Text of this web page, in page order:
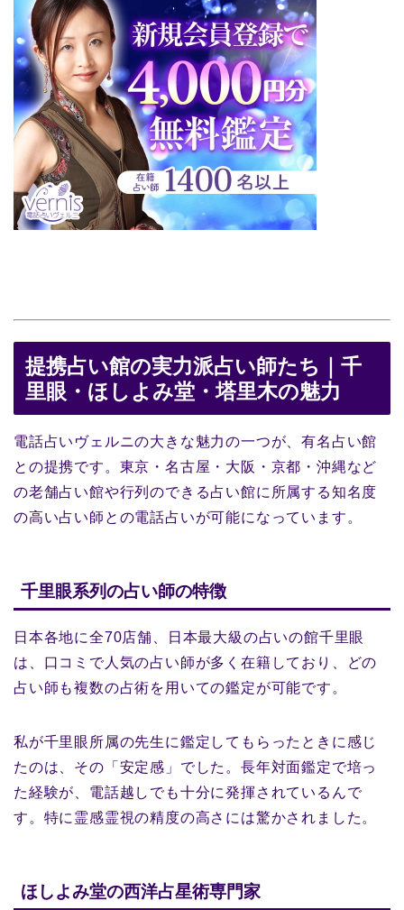
提携占い館の実力派占い師たち｜千
里眼・ほしよみ堂・塔里木の魅力
電話占いヴェルニの大きな魅力の一つが、有名占い館
との提携です。東京・名古屋・大阪・京都・沖縄など
の老舗占い館や行列のできる占い館に所属する知名度
の高い占い師との電話占いが可能になっています。
千里眼系列の占い師の特徴
日本各地に全70店舗、日本最大級の占いの館千里眼
は、口コミで人気の占い師が多く在籍しており、どの
占い師も複数の占術を用いての鑑定が可能です。
私が千里眼所属の先生に鑑定してもらったときに感じ
たのは、その「安定感」でした。長年対面鑑定で培っ
た経験が、電話越しでも十分に発揮されているんで
す。特に霊感霊視の精度の高さには驚かされました。
ほしよみ堂の西洋占星術専門家